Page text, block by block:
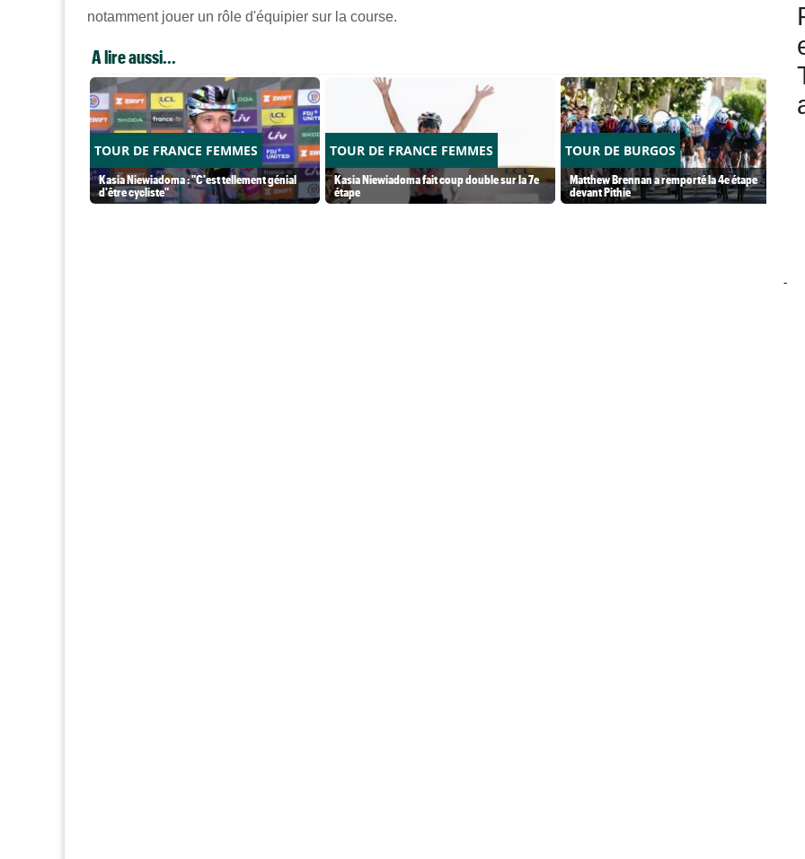
notamment jouer un rôle d'équipier sur la course.
A lire aussi...
TOUR DE FRANCE FEMMES
Kasia Niewiadoma : "C'est tellement génial
d'être cycliste"
TOUR DE FRANCE FEMMES
Kasia Niewiadoma fait coup double sur la 7e
étape
TOUR DE BURGOS
Matthew Brennan a remporté la 4e étape
devant Pithie
-